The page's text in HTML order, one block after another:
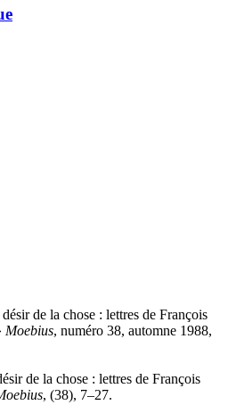
de la chose : lettres de François
Moebius, numéro 38, automne 1988,
de la chose : lettres de François
, (38), 7–27.